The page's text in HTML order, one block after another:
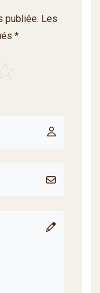
publiée. Les
*